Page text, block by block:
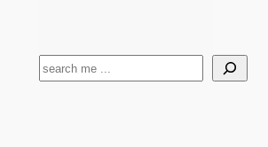
Suchen